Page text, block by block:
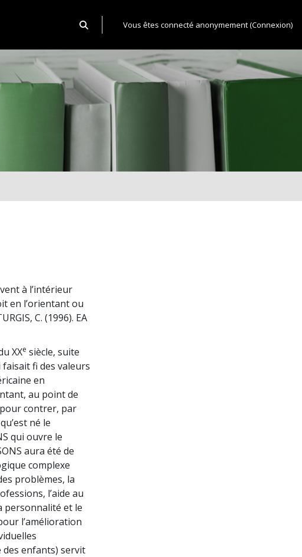
Activer/désactiver la saisie de recherche
Vous êtes connecté anonymement (Connexion)
à l’intérieur
en l’orientant ou
C. (1996). EA
XXe siècle, suite
fi des valeurs
en
au point de
contrer, par
né le
qui ouvre le
aura été de
complexe
problèmes, la
l’aide au
personnalité et le
l’amélioration
des enfants) servit